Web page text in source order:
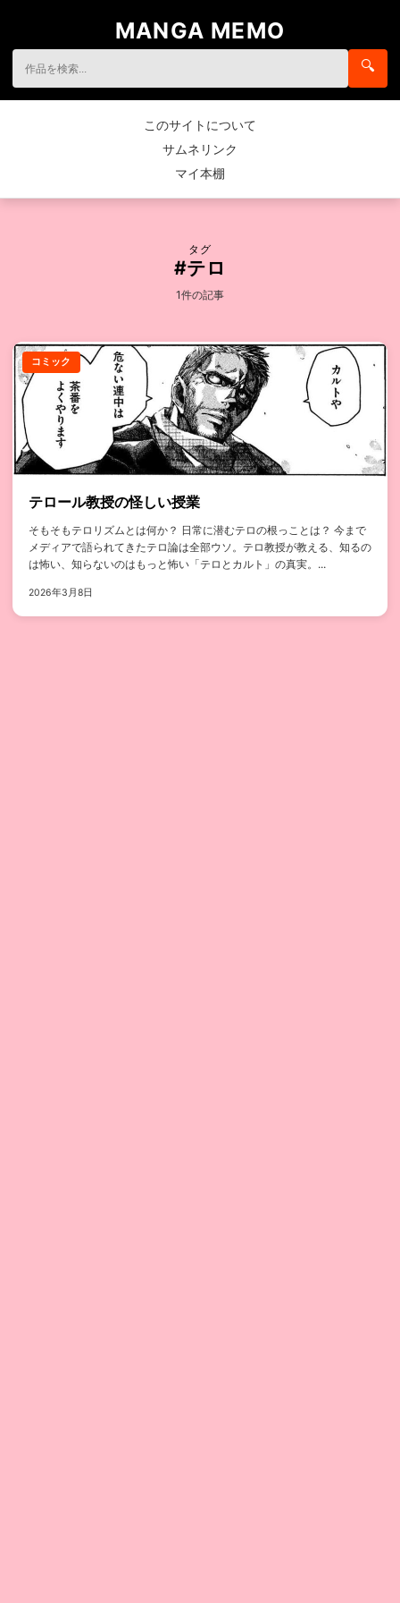
MANGA MEMO
🔍
このサイトについて
サムネリンク
マイ本棚
タグ
#テロ
1件の記事
コミック
テロール教授の怪しい授業
そもそもテロリズムとは何か？ 日常に潜むテロの根っことは？ 今まで
メディアで語られてきたテロ論は全部ウソ。テロ教授が教える、知るの
は怖い、知らないのはもっと怖い「テロとカルト」の真実。...
2026年3月8日